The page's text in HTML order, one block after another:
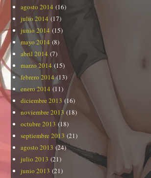
agosto 2014 (16)
julio 2014 (17)
junio 2014 (15)
mayo 2014 (8)
abril 2014 (7)
marzo 2014 (15)
febrero 2014(13)
enero 2014 (11)
diciembre 2013 (16)
noviembre 2013 (18)
octubre 2013 (18)
septiembre 2013 (21)
agosto 2013 (24)
julio 2013 (21)
junio 2013 (21)